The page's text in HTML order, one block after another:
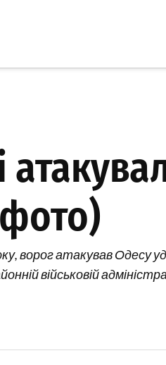
ворог атакував
військовій